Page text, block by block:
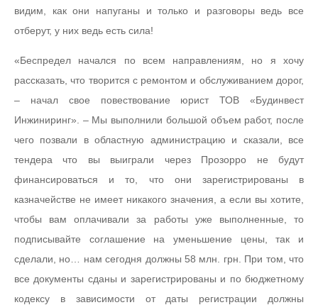
видим, как они напуганы и только и разговоры ведь все
отберут, у них ведь есть сила!
«Беспредел начался по всем направлениям, но я хочу
рассказать, что творится с ремонтом и обслуживанием дорог,
– начал свое повествование юрист ТОВ «Будинвест
Инжиниринг». – Мы выполнили большой объем работ, после
чего позвали в областную администрацию и сказали, все
тендера что вы выиграли через Прозорро не будут
финансироваться и то, что они зарегистрированы в
казначействе не имеет никакого значения, а если вы хотите,
чтобы вам оплачивали за работы уже выполненные, то
подписывайте соглашение на уменьшение цены, так и
сделали, но… нам сегодня должны 58 млн. грн. При том, что
все документы сданы и зарегистрированы и по бюджетному
кодексу в зависимости от даты регистрации должны